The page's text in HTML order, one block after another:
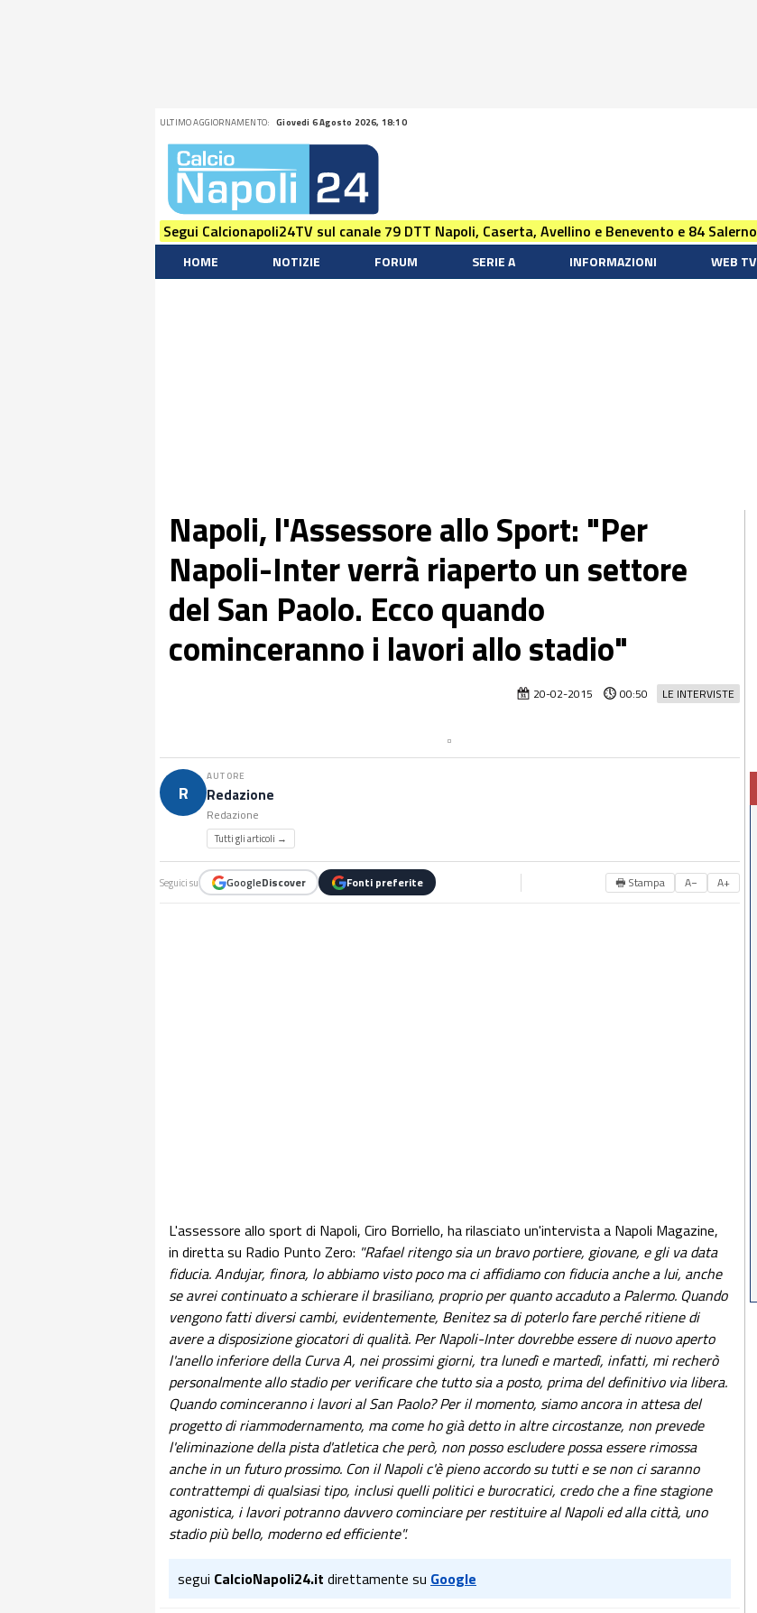
ULTIMO AGGIORNAMENTO: Giovedi 6 Agosto 2026, 18:10
Segui Calcionapoli24TV sul canale 79 DTT Napoli, Caserta, Avellino e Benevento e 84 Salerno
HOME NOTIZIE FORUM SERIE A INFORMAZIONI WEB TV
Napoli, l'Assessore allo Sport: "Per
Napoli-Inter verrà riaperto un settore
del San Paolo. Ecco quando
cominceranno i lavori allo stadio"
LE INTERVISTE
20-02-2015 00:50
R
AUTORE
Redazione
Redazione
Tutti gli articoli →
Seguici su GoogleDiscover Fonti preferite 🖶 Stampa A− A+
L'assessore allo sport di Napoli, Ciro Borriello, ha rilasciato un'intervista a Napoli Magazine,
in diretta su Radio Punto Zero: "Rafael ritengo sia un bravo portiere, giovane, e gli va data
fiducia. Andujar, finora, lo abbiamo visto poco ma ci affidiamo con fiducia anche a lui, anche
se avrei continuato a schierare il brasiliano, proprio per quanto accaduto a Palermo. Quando
vengono fatti diversi cambi, evidentemente, Benitez sa di poterlo fare perché ritiene di
avere a disposizione giocatori di qualità. Per Napoli-Inter dovrebbe essere di nuovo aperto
l'anello inferiore della Curva A, nei prossimi giorni, tra lunedì e martedì, infatti, mi recherò
personalmente allo stadio per verificare che tutto sia a posto, prima del definitivo via libera.
Quando cominceranno i lavori al San Paolo? Per il momento, siamo ancora in attesa del
progetto di riammodernamento, ma come ho già detto in altre circostanze, non prevede
l'eliminazione della pista d'atletica che però, non posso escludere possa essere rimossa
anche in un futuro prossimo. Con il Napoli c'è pieno accordo su tutti e se non ci saranno
contrattempi di qualsiasi tipo, inclusi quelli politici e burocratici, credo che a fine stagione
agonistica, i lavori potranno davvero cominciare per restituire al Napoli ed alla città, uno
stadio più bello, moderno ed efficiente".
segui CalcioNapoli24.it direttamente su Google